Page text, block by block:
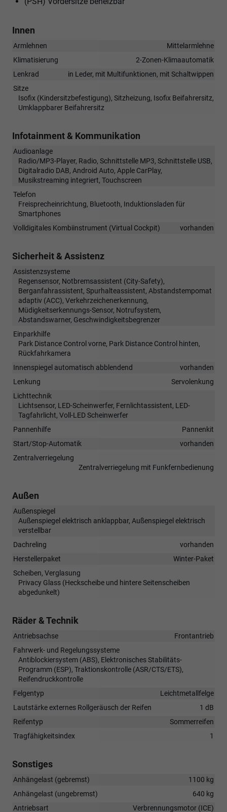
Innen
Armlehnen
Mittelarmlehne
Klimatisierung
2-Zonen-Klimaautomatik
Lenkrad
in Leder, mit Multifunktionen, mit Schaltwippen
Sitze
Isofix (Kindersitzbefestigung), Sitzheizung, Isofix Beifahrersitz,
Umklappbarer Beifahrersitz
Infotainment & Kommunikation
Audioanlage
Radio/MP3-Player, Radio, Schnittstelle MP3, Schnittstelle USB,
Digitalradio DAB, Android Auto, Apple CarPlay,
Musikstreaming integriert, Touchscreen
Telefon
Freisprecheinrichtung, Bluetooth, Induktionsladen für
Smartphones
Volldigitales Kombiinstrument (Virtual Cockpit)
vorhanden
Sicherheit & Assistenz
Assistenzsysteme
Regensensor, Notbremsassistent (City-Safety),
Berganfahrassistent, Spurhalteassistent, Abstandstempomat
adaptiv (ACC), Verkehrzeichenerkennung,
Müdigkeitserkennungs-Sensor, Notrufsystem,
Abstandswarner, Geschwindigkeitsbegrenzer
Einparkhilfe
Park Distance Control vorne, Park Distance Control hinten,
Rückfahrkamera
Innenspiegel automatisch abblendend
vorhanden
Lenkung
Servolenkung
Lichttechnik
Lichtsensor, LED-Scheinwerfer, Fernlichtassistent, LED-
Tagfahrlicht, Voll-LED Scheinwerfer
Pannenhilfe
Pannenkit
Start/Stop-Automatik
vorhanden
Zentralverriegelung
Zentralverriegelung mit Funkfernbedienung
Außen
Außenspiegel
Außenspiegel elektrisch anklappbar, Außenspiegel elektrisch
verstellbar
Dachreling
vorhanden
Herstellerpaket
Winter-Paket
Scheiben, Verglasung
Privacy Glass (Heckscheibe und hintere Seitenscheiben
abgedunkelt)
Räder & Technik
Antriebsachse
Frontantrieb
Fahrwerk- und Regelungssysteme
Antiblockiersystem (ABS), Elektronisches Stabilitäts-
Programm (ESP), Traktionskontrolle (ASR/CTS/ETS),
Reifendruckkontrolle
Felgentyp
Leichtmetallfelge
Lautstärke externes Rollgeräusch der Reifen
1 dB
Reifentyp
Sommerreifen
Tragfähigkeitsindex
1
Sonstiges
Anhängelast (gebremst)
1100 kg
Anhängelast (ungebremst)
640 kg
Antriebsart
Verbrennungsmotor (ICE)